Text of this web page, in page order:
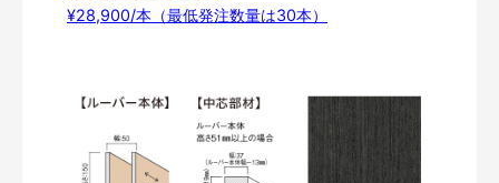
¥28,900/本（最低発注数量は30本）